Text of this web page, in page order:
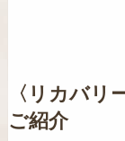
〈リカバリ
ご紹介